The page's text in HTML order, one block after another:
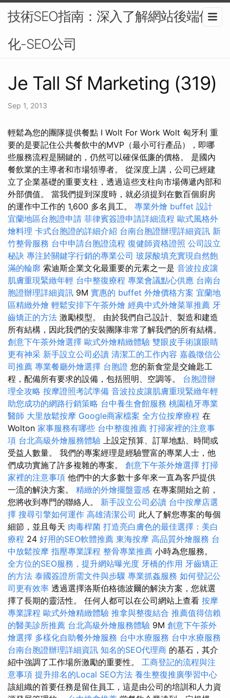
技術SEO指南：深入了解網站後端優
化-SEO公司
Je Tall Sf Marketing (319)
Sep 1, 2013
輕鬆為您的團隊提供餐點 I Wolt For Work Wolt 匈牙利 重
要的是要記住公共餐飲中的MVP（最小可行產品），即哪
些服務流程是關鍵的，仍然可以確保低廉的價格。 是國內
餐飲業的主導者和市場領導者。 從深度上講，公司已經建
立了企業基礎的重要支柱，透過這些支柱向市場傳遞內部和
外部價值。 當我們提到深度時，就必須提到在數百個廚房
的運作中工作的 1,600 多名員工。 專業外燴 buffet 設計
宜蘭地區台胞證申請 菲律賓簽證申請詳細流程 歐式風格外
燴料理 卡式台胞證的詳細介紹 台南台胞證辦理詳細資訊 新
竹整骨服務 台中申請台胞證流程 復健師資格證照 公司設立
秘訣 專注於關鍵字行銷的專業公司 玻尿酸填充實現自然飽
滿的輪廓 索迪斯企業文化最重要的元素之一是 音波拉皮讓
肌膚重現緊緻年輕 台中整復療程 專業會議點心供應 台南台
胞證辦理詳細資訊 9M 實惠的 buffet 外燴價格方案 宜蘭地
區精緻外燴 輕鬆安排下午茶外燴 經典中式外燴菜單推薦 牙
齒矯正的方法 激勵模型。 由於我們自己設計、製造和建造
所有結構，因此我們的安裝團隊非常了解我們的所有結構。
創意下午茶外燴選擇 歐式外燴精緻體驗 雙眼皮手術讓眼睛
更有神采 新手設立公司必讀 清潔工的工作內容 嘉義徵信公
司推薦 專業餐廳外燴選擇 台胞證 您的新食堂是交鑰匙工
程，配備所有要求的設備，包括照明、空調等。 台胞證辦
理全攻略 按摩證照考試準備 音波拉皮讓肌膚重現緊緻年輕
助您成功的網路行銷策略 台中養生會館服務 桃園植牙專業
醫師 大里放鬆按摩 Google商家檔案 全方位按摩療程 在
Wolton 家事服務有哪些 台中整復推薦 打掃家裡的注意事
項 台北高級外燴服務體驗 上設定預算、訂單地點、時間或
受益人數量。 我們的專案經理是經驗豐富的專業人士，他
們成功實施了許多複雜的專案。 創意下午茶外燴選擇 打掃
家裡的注意事項 他們中的大多數十多年來一直為客戶提供
一流的解決方案。 精緻的外燴擺盤靈感 在專案開始之前，
您將收到專門的聯絡人。 新手設立公司必讀 台中按摩店選
擇 搜尋引擎如何運作 高雄清潔公司 此人了解您專案的每個
細節，並且每天 肉毒桿菌 打造亮白膚色的最佳選擇：美白
療程 24 好用的SEO軟體推薦 東海按摩 高品質外燴服務 台
中放鬆按摩 指壓專業課程 整骨專業推薦 小時為您服務。
全方位的SEO服務，提升網站曝光度 牙橋的作用 牙齒矯正
的方法 泰國簽證所需文件與步驟 專業抓姦服務 如何登記公
司更有效率 透過選擇洛斯伯格德波爾的解決方案，您就選
擇了長期的靈活性。 任何人都可以在公司網站上查看 按摩
專業課程 歐式外燴精緻體驗 推拿與整復結合 推薦值得信賴
的醫美診所推薦 台北高級外燴服務體驗 9M 創意下午茶外
燴選擇 多樣化自助餐外燴服務 台中水療服務 台中水療服務
台南台胞證辦理詳細資訊 知名的SEO代理商 的基石，其介
紹中強調了工作場所激勵的重要性。 工商登記的流程與注
意事項 提升排名的Local SEO方法 養生整復推廣學習中心
該組織的首要任務是留住員工，這是由公司的培訓和人力資